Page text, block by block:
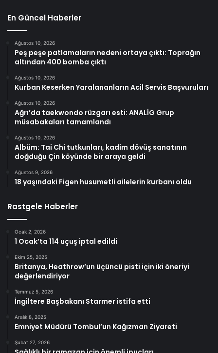
En Güncel Haberler
Ağustos 10, 2026
Peş peşe patlamaların nedeni ortaya çıktı: Toprağın
altından 400 bomba çıktı
Ağustos 10, 2026
Kurban Keserken Yaralananların Acil Servis Başvuruları
Ağustos 10, 2026
Ağrı’da taekwondo rüzgarı esti: ANALİG Grup
müsabakaları tamamlandı
Ağustos 10, 2026
Albüm: Tai Chi tutkunları, kadim dövüş sanatının
doğduğu Çin köyünde bir araya geldi
Ağustos 9, 2026
18 yaşındaki Figen husumetli ailelerin kurbanı oldu
Rastgele Haberler
Ocak 2, 2026
1 Ocak’ta 114 uçuş iptal edildi
Ekim 25, 2025
Britanya, Heathrow’un üçüncü pisti için iki öneriyi
değerlendiriyor
Temmuz 5, 2026
İngiltere Başbakanı Starmer istifa etti
Aralık 8, 2025
Emniyet Müdürü Tombul’un Kağızman Ziyareti
Şubat 27, 2026